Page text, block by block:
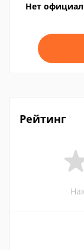
Нет
Рейтинг